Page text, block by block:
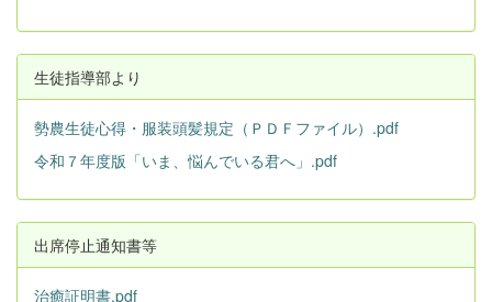
生徒指導部より
勢農生徒心得・服装頭髪規定（ＰＤＦファイル）.pdf
令和７年度版「いま、悩んでいる君へ」.pdf
出席停止通知書等
治癒証明書.pdf